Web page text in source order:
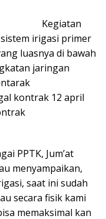
Kegiatan
irigasi primer
luasnya di bawah
jaringan
kontrak 12 april
PPTK, Jum’at
menyampaikan,
saat ini sudah
secara fisik kami
memaksimal kan